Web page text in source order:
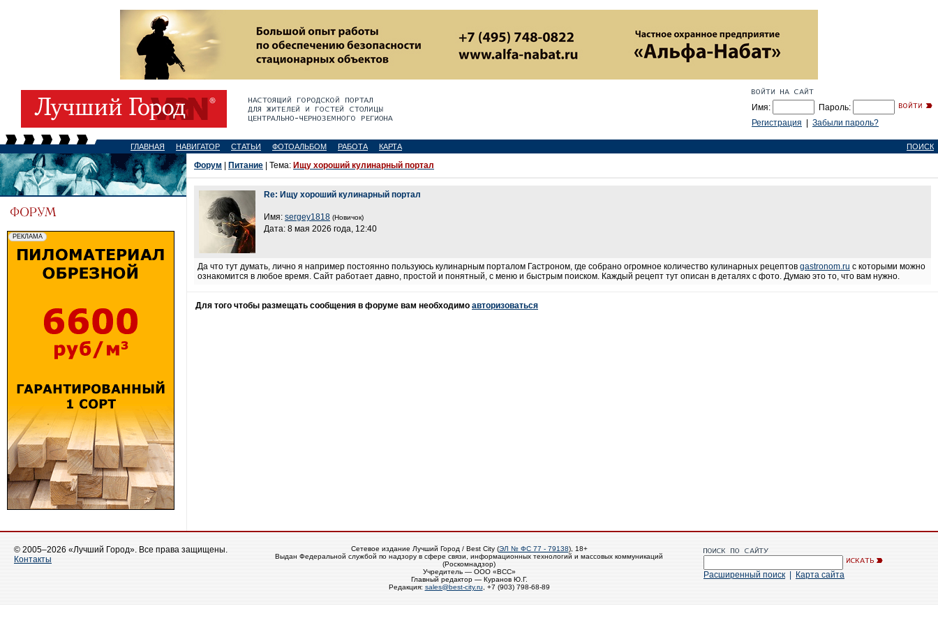
Имя:
Пароль:
Регистрация
Забыли пароль?
ГЛАВНАЯ НАВИГАТОР СТАТЬИ ФОТОАЛЬБОМ РАБОТА КАРТА ПОИСК
Форум Питание | Тема: Ищу хороший кулинарный портал
Re: Ищу хороший кулинарный портал
Имя: sergey1818 (Новичок)
Дата: 8 мая 2026 года, 12:40
Да что тут думать, лично я например постоянно пользуюсь кулинарным порталом Гастроном, где собрано огромное количество кулинарных рецептов gastronom.ru с которыми можно
ознакомится в любое время. Сайт работает давно, простой и понятный, с меню и быстрым поиском. Каждый рецепт тут описан в деталях с фото. Думаю это то, что вам нужно.
Для того чтобы размещать сообщения в форуме вам необходимо авторизоваться
© 2005–2026 «Лучший Город». Все права защищены.
Контакты
Сетевое издание Лучший Город / Best City (ЭЛ № ФС 77 - 79138), 18+
Выдан Федеральной службой по надзору в сфере связи, информационных технологий и массовых коммуникаций
(Роскомнадзор)
Учредитель — ООО «ВСС»
Главный редактор — Куранов Ю.Г.
Редакция: sales@best-city.ru , +7 (903) 798-68-89
Расширенный поиск Карта сайта